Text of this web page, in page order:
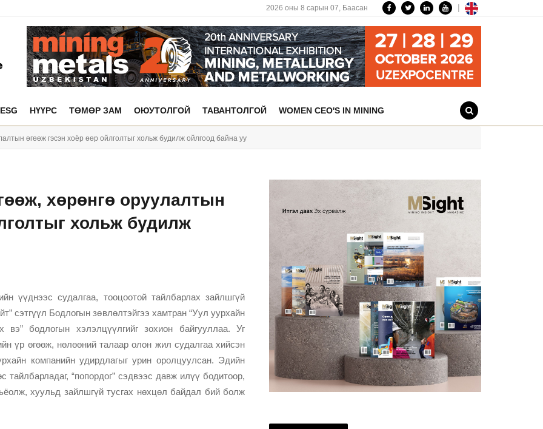
2026 оны 8 сарын 07, Баасан |
ESG НҮҮРС ТӨМӨР ЗАМ ОЮУТОЛГОЙ ТАВАНТОЛГОЙ WOMEN CEO'S IN MINING
өгөөж гэсэн хоёр өөр ойлголтыг хольж будилж ойлгоод байна уу
хөрөнгө оруулалтын
хольж будилж
үүднээс судалгаа, тооцоотой тайлбарлах зайлшгүй
сэтгүүл Бодлогын зөвлөлтэйгээ хамтран “Уул уурхайн
бодлогын хэлэлцүүлгийг зохион байгууллаа. Уг
үр өгөөж, нөлөөний талаар олон жил судалгаа хийсэн
компанийн удирдлагыг урин оролцуулсан. Эдийн
тайлбарладаг, “попордог” сэдвээс давж илүү бодитоор,
хуульд зайлшгүй тусгах нөхцөл байдал бий болж